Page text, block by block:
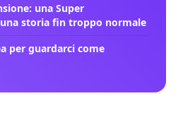
una Super
storia fin troppo normale
per guardarci come